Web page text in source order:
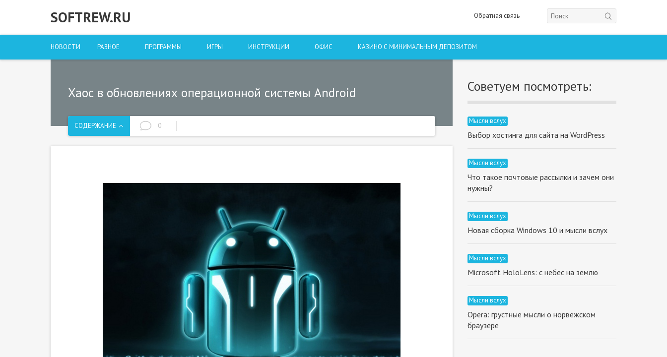
SOFTREW.RU Обратная связь
НОВОСТИ РАЗНОЕ ПРОГРАММЫ ИГРЫ ИНСТРУКЦИИ ОФИС КАЗИНО С МИНИМАЛЬНЫМ ДЕПОЗИТОМ
Хаос в обновлениях операционной системы Android
СОДЕРЖАНИЕ 0
Советуем посмотреть:
Мысли вслух
Выбор хостинга для сайта на WordPress
Мысли вслух
Что такое почтовые рассылки и зачем они
нужны?
Мысли вслух
Новая сборка Windows 10 и мысли вслух
Мысли вслух
Microsoft HoloLens: с небес на землю
Мысли вслух
Opera: грустные мысли о норвежском
браузере